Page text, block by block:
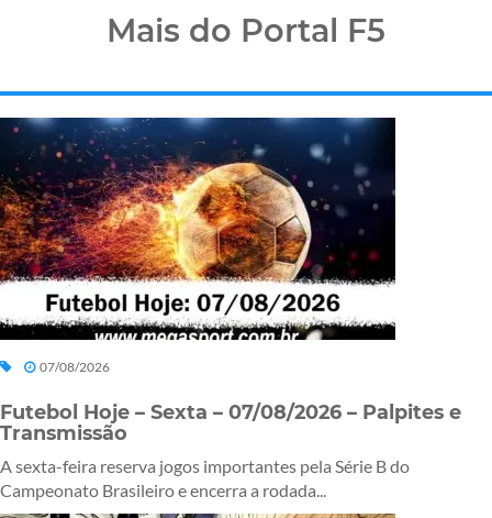
Mais do Portal F5
07/08/2026
Futebol Hoje – Sexta – 07/08/2026 – Palpites e
Transmissão
A sexta-feira reserva jogos importantes pela Série B do
Campeonato Brasileiro e encerra a rodada...